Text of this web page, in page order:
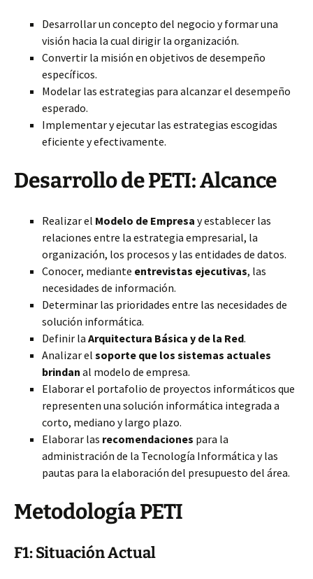
Desarrollar un concepto del negocio y formar una
visión hacia la cual dirigir la organización.
Convertir la misión en objetivos de desempeño
específicos.
Modelar las estrategias para alcanzar el desempeño
esperado.
Implementar y ejecutar las estrategias escogidas
eficiente y efectivamente.
Desarrollo de PETI: Alcance
Realizar el Modelo de Empresa y establecer las
relaciones entre la estrategia empresarial, la
organización, los procesos y las entidades de datos.
Conocer, mediante entrevistas ejecutivas, las
necesidades de información.
Determinar las prioridades entre las necesidades de
solución informática.
Definir la Arquitectura Básica y de la Red.
Analizar el soporte que los sistemas actuales
brindan al modelo de empresa.
Elaborar el portafolio de proyectos informáticos que
representen una solución informática integrada a
corto, mediano y largo plazo.
Elaborar las recomendaciones para la
administración de la Tecnología Informática y las
pautas para la elaboración del presupuesto del área.
Metodología PETI
F1: Situación Actual